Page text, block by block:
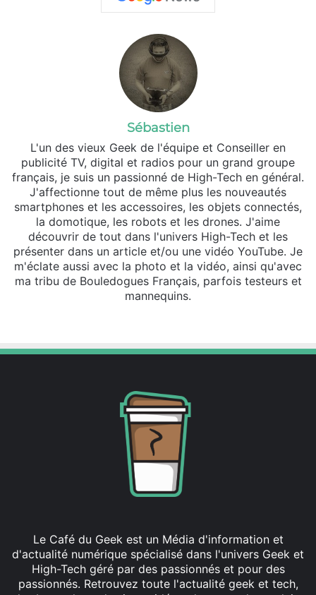
Sébastien
L'un des vieux Geek de l'équipe et Conseiller en
publicité TV, digital et radios pour un grand groupe
français, je suis un passionné de High-Tech en général.
J'affectionne tout de même plus les nouveautés
smartphones et les accessoires, les objets connectés,
la domotique, les robots et les drones. J'aime
découvrir de tout dans l'univers High-Tech et les
présenter dans un article et/ou une vidéo YouTube. Je
m'éclate aussi avec la photo et la vidéo, ainsi qu'avec
ma tribu de Bouledogues Français, parfois testeurs et
mannequins.
bo
din ub
Le Café du Geek est un Média d'information et
d'actualité numérique spécialisé dans l'univers Geek et
High-Tech géré par des passionnés et pour des
passionnés. Retrouvez toute l'actualité geek et tech,